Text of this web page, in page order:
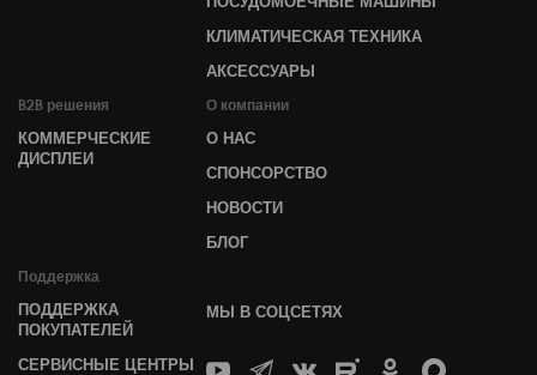
КЛИМАТИЧЕСКАЯ ТЕХНИКА
АКСЕССУАРЫ
B2B решения
КОММЕРЧЕСКИЕ
ДИСПЛЕИ
О компании
О НАС
СПОНСОРСТВО
НОВОСТИ
БЛОГ
Поддержка
ПОДДЕРЖКА
ПОКУПАТЕЛЕЙ
СЕРВИСНЫЕ ЦЕНТРЫ
МЫ В СОЦСЕТЯХ